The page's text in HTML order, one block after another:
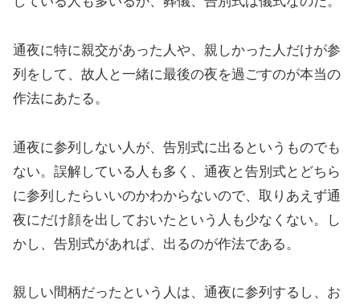
通夜に特に親交があった人や、親しかった人だけが参
列をして、故人と一緒に最後の夜を過ごすのが本当の
作法にあたる。
通夜に参列しない人が、告別式に出るというものでも
ない。誤解している人も多く、通夜と告別式とどちら
に参列したらいいのかわからないので、取りあえず通
夜にだけ顔を出しておいたという人も少なくない。し
かし、告別式があれば、出るのが作法である。
親しい間柄だったという人は、通夜に参列するし、お